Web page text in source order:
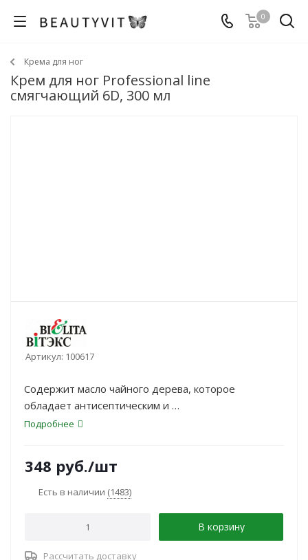
0
Крема для ног
Крем для ног Professional line
смягчающий 6D, 300 мл
Артикул: 100617
Содержит масло чайного дерева, которое
обладает антисептическим и
противовоспалительным действием. Смягчает,
Подробнее
348 руб./шт
Есть в наличии (1483)
В корзину
Рассчитать доставку